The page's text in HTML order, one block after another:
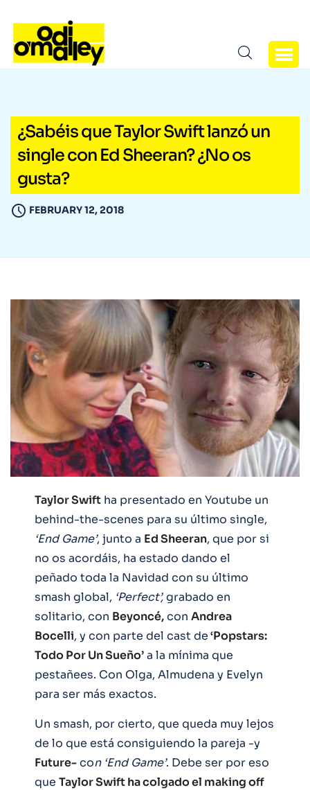
¿Sabéis que Taylor Swift lanzó un
single con Ed Sheeran? ¿No os
gusta?
FEBRUARY 12, 2018
Taylor Swift ha presentado en Youtube un
behind-the-scenes para su último single,
‘End Game’, junto a Ed Sheeran, que por si
no os acordáis, ha estado dando el
peñado toda la Navidad con su último
smash global, ‘Perfect’,grabado en
solitario, con Beyoncé,con Andrea
Bocelli, y con parte del cast de‘Popstars:
Todo Por Un Sueño’a la mínima que
pestañees. Con Olga, Almudena y Evelyn
para ser más exactos.
Un smash, por cierto, que queda muy lejos
de lo que está consiguiendo la pareja -y
Future-con ‘End Game’. Debe ser por eso
que Taylor Swift ha colgado el making off